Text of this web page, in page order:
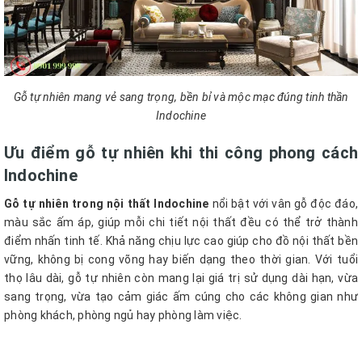
Gỗ tự nhiên mang vẻ sang trọng, bền bỉ và mộc mạc đúng tinh thần
Indochine
Ưu điểm gỗ tự nhiên khi thi công phong cách
Indochine
Gỗ tự nhiên trong nội thất Indochine nổi bật với vân gỗ độc đáo,
màu sắc ấm áp, giúp mỗi chi tiết nội thất đều có thể trở thành
điểm nhấn tinh tế. Khả năng chịu lực cao giúp cho đồ nội thất bền
vững, không bị cong võng hay biến dạng theo thời gian. Với tuổi
thọ lâu dài, gỗ tự nhiên còn mang lại giá trị sử dụng dài hạn, vừa
sang trọng, vừa tạo cảm giác ấm cúng cho các không gian như
phòng khách, phòng ngủ hay phòng làm việc.